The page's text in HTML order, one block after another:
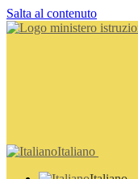
Salta al contenuto
Italiano